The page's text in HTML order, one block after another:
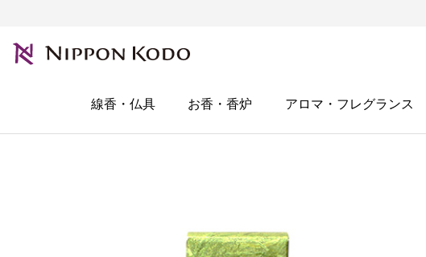
線香・仏具 お香・香炉 アロマ・フレグランス